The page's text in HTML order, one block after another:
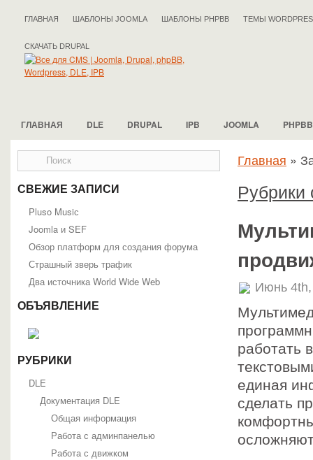
ГЛАВНАЯ ШАБЛОНЫ JOOMLA ШАБЛОНЫ PHPBB ТЕМЫ
СКАЧАТЬ DRUPAL
ГЛАВНАЯ DLE DRUPAL IPB JOOMLA PHPBB
СВЕЖИЕ ЗАПИСИ
Pluso Musiс
Joomla и SEF
Обзор платформ для создания форума
Страшный зверь трафик
Два источника World Wide Web
ОБЪЯВЛЕНИЕ
РУБРИКИ
DLE
Документация DLE
Общая информация
Работа с админпанелью
Работа с движком
Главная »
Рубрики
Июнь
работать
единая
сделать